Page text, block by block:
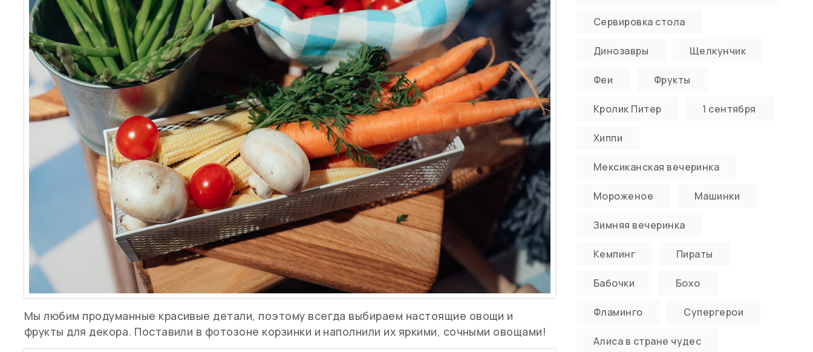
Мы любим продуманные красивые детали, поэтому всегда выбираем настоящие овощи и
фрукты для декора. Поставили в фотозоне корзинки и наполнили их яркими, сочными овощами!
Сервировка стола
Динозавры Щелкунчик
Феи Фрукты
Кролик Питер 1 сентября
Хиппи
Мексиканская вечеринка
Мороженое Машинки
Зимняя вечеринка
Кемпинг Пираты
Бабочки Бохо
Фламинго Супергерои
Алиса в стране чудес